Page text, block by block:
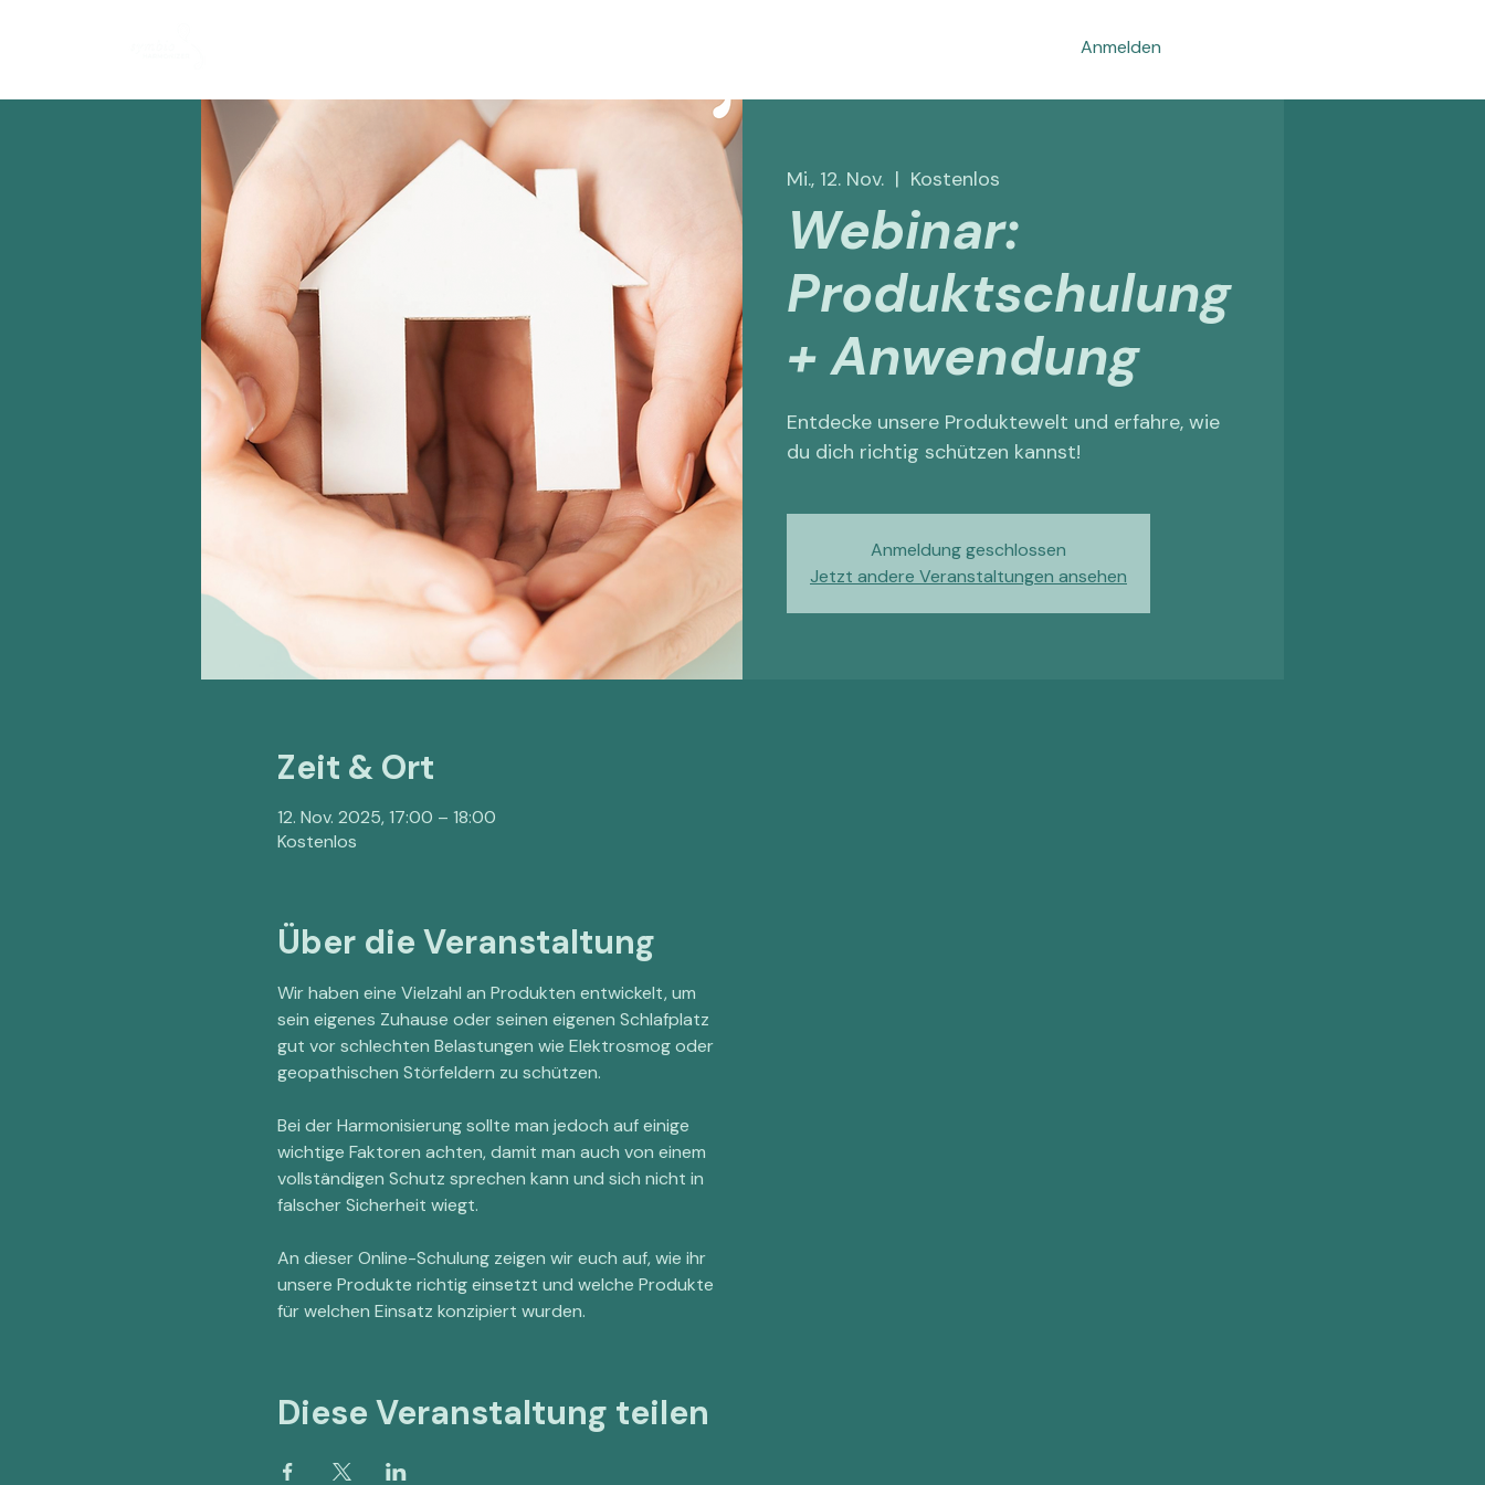
Anmelden
Mi., 12. Nov.
  |
Kostenlos
Webinar:
Produktschulung
+ Anwendung
Entdecke unsere Produktewelt und erfahre, wie
du dich richtig schützen kannst!
Anmeldung geschlossen
Jetzt andere Veranstaltungen ansehen
Zeit & Ort
12. Nov. 2025, 17:00 – 18:00
Kostenlos
Über die Veranstaltung
Wir haben eine Vielzahl an Produkten entwickelt, um
sein eigenes Zuhause oder seinen eigenen Schlafplatz
gut vor schlechten Belastungen wie Elektrosmog oder
geopathischen Störfeldern zu schützen.
Bei der Harmonisierung sollte man jedoch auf einige
wichtige Faktoren achten, damit man auch von einem
vollständigen Schutz sprechen kann und sich nicht in
falscher Sicherheit wiegt.
An dieser Online-Schulung zeigen wir euch auf, wie ihr
unsere Produkte richtig einsetzt und welche Produkte
für welchen Einsatz konzipiert wurden.
Diese Veranstaltung teilen